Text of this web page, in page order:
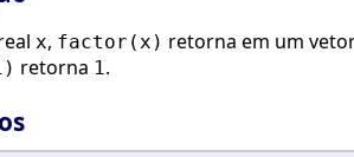
x, factor(x) retorna em um
retorna 1.